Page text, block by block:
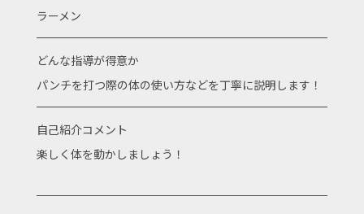
ラーメン
どんな指導が得意か
パンチを打つ際の体の使い方などを丁寧に説明します！
自己紹介コメント
楽しく体を動かしましょう！